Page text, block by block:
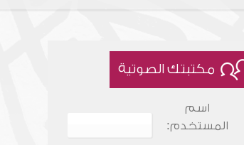
مكتبتك الصوتية
اسم
المستخدم: